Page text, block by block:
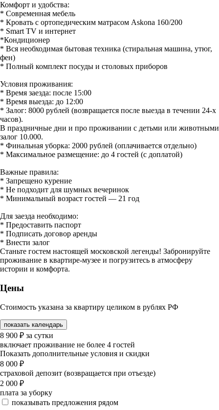
Комфорт и удобства:
* Современная мебель
* Кровать с ортопедическим матрасом Askona 160/200
* Smart TV и интернет
*Кондиционер
* Вся необходимая бытовая техника (стиральная машина, утюг,
фен)
* Полный комплект посуды и столовых приборов
Условия проживания:
* Время заезда: после 15:00
* Время выезда: до 12:00
* Залог: 8000 рублей (возвращается после выезда в течении 24-х
часов).
В праздничные дни и про проживании с детьми или животными
залог 10.000.
* Финальная уборка: 2000 рублей (оплачивается отдельно)
* Максимальное размещение: до 4 гостей (с доплатой)
Важные правила:
* Запрещено курение
* Не подходит для шумных вечеринок
* Минимальный возраст гостей — 21 год
Для заезда необходимо:
* Предоставить паспорт
* Подписать договор аренды
* Внести залог
Станьте гостем настоящей московской легенды! Забронируйте
проживание в квартире-музее и погрузитесь в атмосферу
истории и комфорта.
Цены
Стоимость указана за квартиру целиком в рублях РФ
показать календарь
8 900 ₽ за сутки
включает проживание не более 4 гостей
Показать дополнительные условия и скидки
8 000 ₽
страховой депозит (возвращается при отъезде)
2 000 ₽
плата за уборку
показывать предложения рядом